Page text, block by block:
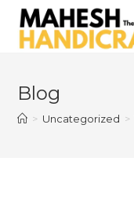
Blog
> Uncategorized >